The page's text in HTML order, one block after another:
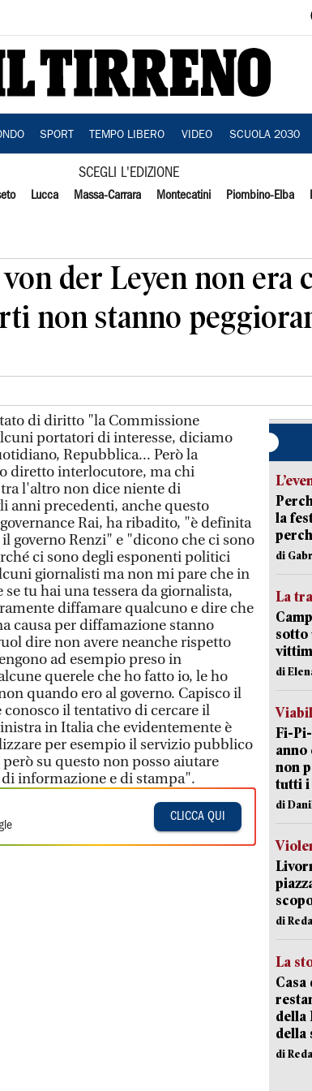
SPORT TEMPO LIBERO VIDEO SCUOLA 2030
SCEGLI L'EDIZIONE
Lucca Massa-Carrara Montecatini Piombino-Elba
der Leyen non era
non stanno
di diritto "la Commissione
portatori di interesse, diciamo
Repubblica... Però la
diretto interlocutore, ma chi
l'altro non dice niente di
anni precedenti, anche questo
Rai, ha ribadito, "è definita
governo Renzi" e "dicono che ci sono
ci sono degli esponenti politici
giornalisti ma non mi pare che in
tu hai una tessera da giornalista,
diffamare qualcuno e dire che
causa per diffamazione stanno
dire non avere neanche rispetto
ad esempio preso in
querele che ho fatto io, le ho
quando ero al governo. Capisco il
il tentativo di cercare il
in Italia che evidentemente è
per esempio il servizio pubblico
su questo non posso aiutare
informazione e di stampa".
CLICCA QUI
la
di
La
sotto
di
Fi-
anno
non
tutti i
di
di
La
della
della
di